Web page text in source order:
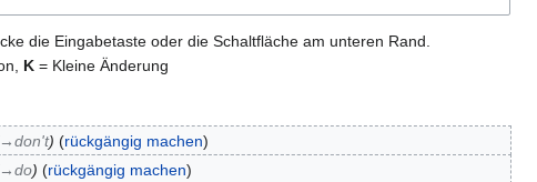
die Eingabetaste oder die Schaltfläche am unteren Rand.
K = Kleine Änderung
rückgängig machen
rückgängig machen